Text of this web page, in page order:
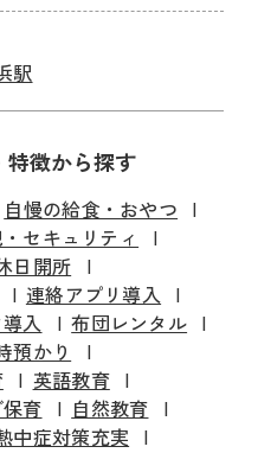
駅
特徴から探す
自慢の給食・おやつ
セキュリティ
日開所
連絡アプリ導入
入
布団レンタル
預かり
英語教育
育
自然教育
中症対策充実